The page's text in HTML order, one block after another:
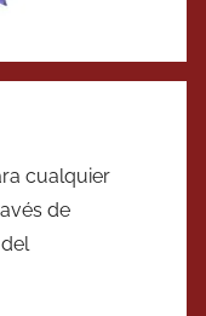
cualquier
de